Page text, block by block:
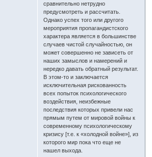
сравнительно нетрудно
предусмотреть и рассчитать.
Однако успех того или другого
мероприятия пропагандистского
характера является в большинстве
случаев чистой случайностью, он
может совершенно не зависеть от
наших замыслов и намерений и
нередко давать обратный результат.
В этом-то и заключается
исключительная рискованность
всех попыток психологического
воздействия, неизбежные
последствия которых привели нас
прямым путем от мировой войны к
современному психологическому
кризису [т.е. к «холодной войне»], из
которого мир пока что еще не
нашел выхода.